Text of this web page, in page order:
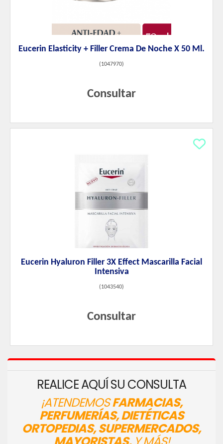
Eucerin Elasticity + Filler Crema De Noche X 50 Ml.
(1047970)
Consultar
Eucerin Hyaluron Filler 3X Effect Mascarilla Facial
Intensiva
(1043540)
Consultar
REALICE AQUÍ SU CONSULTA
¡ATENDEMOSFARMACIAS,
PERFUMERÍAS, DIETÉTICAS
ORTOPEDIAS, SUPERMERCADOS,